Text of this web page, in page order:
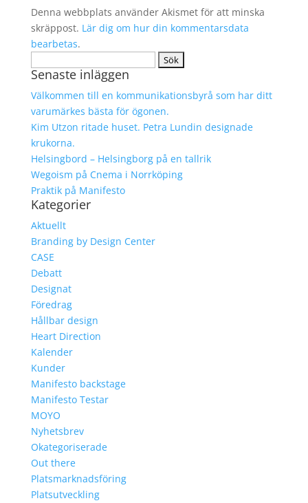
Denna webbplats använder Akismet för att minska
skräppost. Lär dig om hur din kommentarsdata
bearbetas.
efter:
Senaste inläggen
Välkommen till en kommunikationsbyrå som har ditt
varumärkes bästa för ögonen.
Kim Utzon ritade huset. Petra Lundin designade
krukorna.
Helsingbord – Helsingborg på en tallrik
Wegoism på Cnema i Norrköping
Praktik på Manifesto
Kategorier
Aktuellt
Branding by Design Center
CASE
Debatt
Designat
Föredrag
Hållbar design
Heart Direction
Kalender
Kunder
Manifesto backstage
Manifesto Testar
MOYO
Nyhetsbrev
Okategoriserade
Out there
Platsmarknadsföring
Platsutveckling